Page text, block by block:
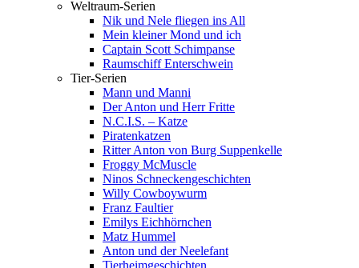
Weltraum-Serien
Nik und Nele fliegen ins All
Mein kleiner Mond und ich
Captain Scott Schimpanse
Raumschiff Enterschwein
Tier-Serien
Mann und Manni
Der Anton und Herr Fritte
N.C.I.S. – Katze
Piratenkatzen
Ritter Anton von Burg Suppenkelle
Froggy McMuscle
Ninos Schneckengeschichten
Willy Cowboywurm
Franz Faultier
Emilys Eichhörnchen
Matz Hummel
Anton und der Neelefant
Tierheimgeschichten